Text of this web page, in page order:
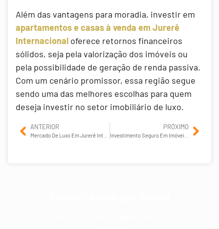
Além das vantagens para moradia, investir em
apartamentos e casas à venda em Jurerê
Internacional oferece retornos financeiros
sólidos, seja pela valorização dos imóveis ou
pela possibilidade de geração de renda passiva.
Com um cenário promissor, essa região segue
sendo uma das melhores escolhas para quem
deseja investir no setor imobiliário de luxo.
ANTERIOR PRÓXIMO